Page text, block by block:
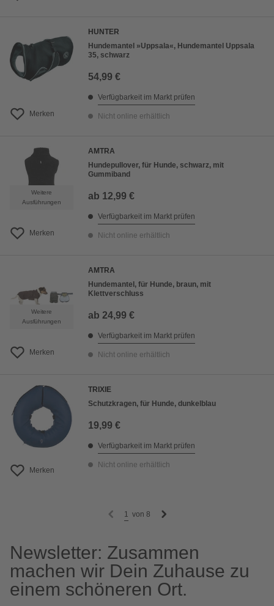
Merken
HUNTER
Hundemantel »Uppsala«, Hundemantel Uppsala
35, schwarz
54,99 €
Verfügbarkeit im Markt prüfen
Nicht online erhältlich
Weitere
Ausführungen
Merken
AMTRA
Hundepullover, für Hunde, schwarz, mit
Gummiband
ab 12,99 €
Verfügbarkeit im Markt prüfen
Nicht online erhältlich
Weitere
Ausführungen
Merken
AMTRA
Hundemantel, für Hunde, braun, mit
Klettverschluss
ab 24,99 €
Verfügbarkeit im Markt prüfen
Nicht online erhältlich
Merken
TRIXIE
Schutzkragen, für Hunde, dunkelblau
19,99 €
Verfügbarkeit im Markt prüfen
Nicht online erhältlich
1 von 8
Newsletter: Zusammen
machen wir Dein Zuhause zu
einem schöneren Ort.